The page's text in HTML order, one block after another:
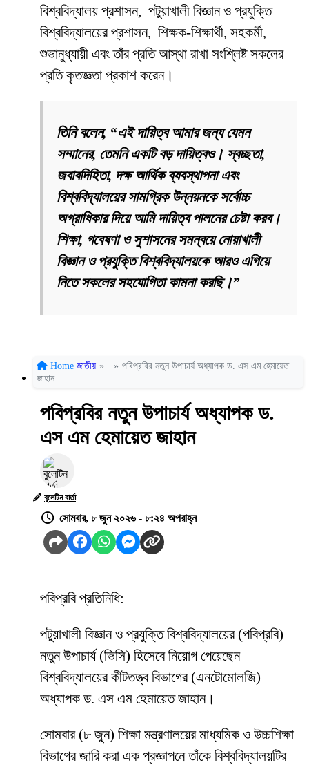
বিশ্ববিদ্যালয় প্রশাসন, পটুয়াখালী বিজ্ঞান ও প্রযুক্তি
বিশ্ববিদ্যালয়ের প্রশাসন, শিক্ষক-শিক্ষার্থী, সহকর্মী,
শুভানুধ্যায়ী এবং তাঁর প্রতি আস্থা রাখা সংশ্লিষ্ট সকলের
প্রতি কৃতজ্ঞতা প্রকাশ করেন।
তিনি বলেন, “এই দায়িত্ব আমার জন্য যেমন
সম্মানের, তেমনি একটি বড় দায়িত্বও। স্বচ্ছতা,
জবাবদিহিতা, দক্ষ আর্থিক ব্যবস্থাপনা এবং
বিশ্ববিদ্যালয়ের সামগ্রিক উন্নয়নকে সর্বোচ্চ
অগ্রাধিকার দিয়ে আমি দায়িত্ব পালনের চেষ্টা করব।
শিক্ষা, গবেষণা ও সুশাসনের সমন্বয়ে নোয়াখালী
বিজ্ঞান ও প্রযুক্তি বিশ্ববিদ্যালয়কে আরও এগিয়ে
নিতে সকলের সহযোগিতা কামনা করছি।”
Home জাতীয় » » পবিপ্রবির নতুন উপাচার্য অধ্যাপক ড. এস এম হেমায়েত
জাহান
পবিপ্রবির নতুন উপাচার্য অধ্যাপক ড.
এস এম হেমায়েত জাহান
বুলেটিন বার্তা
সোমবার, ৮ জুন ২০২৬ - ৮:২৪ অপরাহ্ন
পবিপ্রবি প্রতিনিধি:
পটুয়াখালী বিজ্ঞান ও প্রযুক্তি বিশ্ববিদ্যালয়ের (পবিপ্রবি)
নতুন উপাচার্য (ভিসি) হিসেবে নিয়োগ পেয়েছেন
বিশ্ববিদ্যালয়ের কীটতত্ত্ব বিভাগের (এনটোমোলজি)
অধ্যাপক ড. এস এম হেমায়েত জাহান।
সোমবার (৮ জুন) শিক্ষা মন্ত্রণালয়ের মাধ্যমিক ও উচ্চশিক্ষা
বিভাগের জারি করা এক প্রজ্ঞাপনে তাঁকে বিশ্ববিদ্যালয়টির